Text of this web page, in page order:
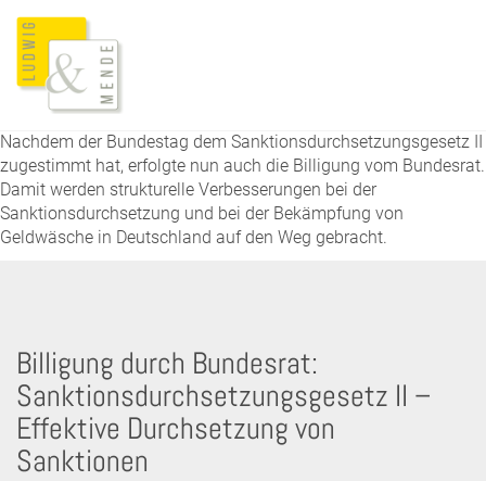
Nachdem der Bundestag dem Sanktionsdurchsetzungsgesetz II
zugestimmt hat, erfolgte nun auch die Billigung vom Bundesrat.
Damit werden strukturelle Verbesserungen bei der
Sanktionsdurchsetzung und bei der Bekämpfung von
Geldwäsche in Deutschland auf den Weg gebracht.
Billigung durch Bundesrat:
Sanktionsdurchsetzungsgesetz II –
Effektive Durchsetzung von
Sanktionen